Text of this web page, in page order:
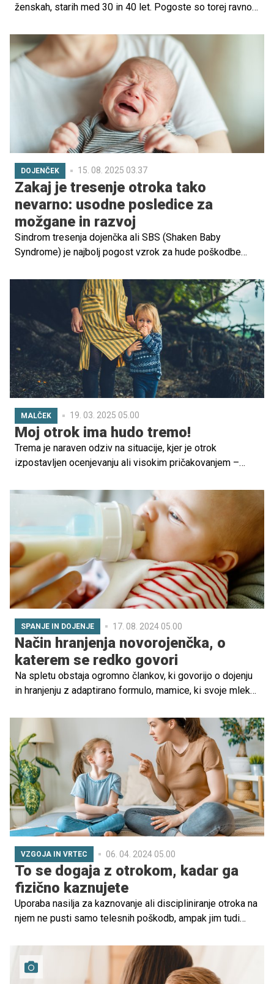
ženskah, starih med 30 in 40 let. Pogoste so torej ravno
pred zanositvijo in med nosečnostjo, sprožilec pa je
lahko tudi porod.
DOJENČEK 15. 08. 2025 03.37
Zakaj je tresenje otroka tako
nevarno: usodne posledice za
možgane in razvoj
Sindrom tresenja dojenčka ali SBS (Shaken Baby
Syndrome) je najbolj pogost vzrok za hude poškodbe
tonus, v skrajnih primerih pa tudi do smrti otroka.
MALČEK 19. 03. 2025 05.00
Moj otrok ima hudo tremo!
Trema je naraven odziv na situacije, kjer je otrok
izpostavljen ocenjevanju ali visokim pričakovanjem –
okoljih. Medtem ko nekateri otroci tremo doživljajo le kot
rahlo nelagodje, se pri drugih lahko razvije v močan
občutek tesnobe, ki jih ovira pri učenju, nastopanju ali
vključevanju v dejavnosti. Običajno jo spremljajo
pospešeno bitje srca, potenje, tresenje in slabost, kar
dodatno oteži spopadanje s situacijo. Pomembno je, da
starši razumejo, kaj se dogaja z otrokom in mu pomagajo
razviti strategije za obvladovanje treme.
SPANJE IN DOJENJE 17. 08. 2024 05.00
Način hranjenja novorojenčka, o
katerem se redko govori
Na spletu obstaja ogromno člankov, ki govorijo o dojenju
in hranjenju z adaptirano formulo, mamice, ki svoje mleko
VZGOJA IN VRTEC 06. 04. 2024 05.00
To se dogaja z otrokom, kadar ga
fizično kaznujete
Uporaba nasilja za kaznovanje ali discipliniranje otroka na
njem ne pusti samo telesnih poškodb, ampak jim tudi
popolnoma sprejemljivo. Klofutanje, pretepanje, udarci,
metanje predmetov v otroka, tresenje otroka in podobno,
vse to so nesprejemljive fizične oblike nasilja nad